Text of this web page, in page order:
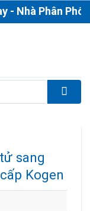
Phân Phối &
sang
Kogen